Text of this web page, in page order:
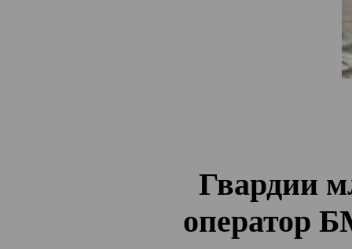
Гвардии
оператор